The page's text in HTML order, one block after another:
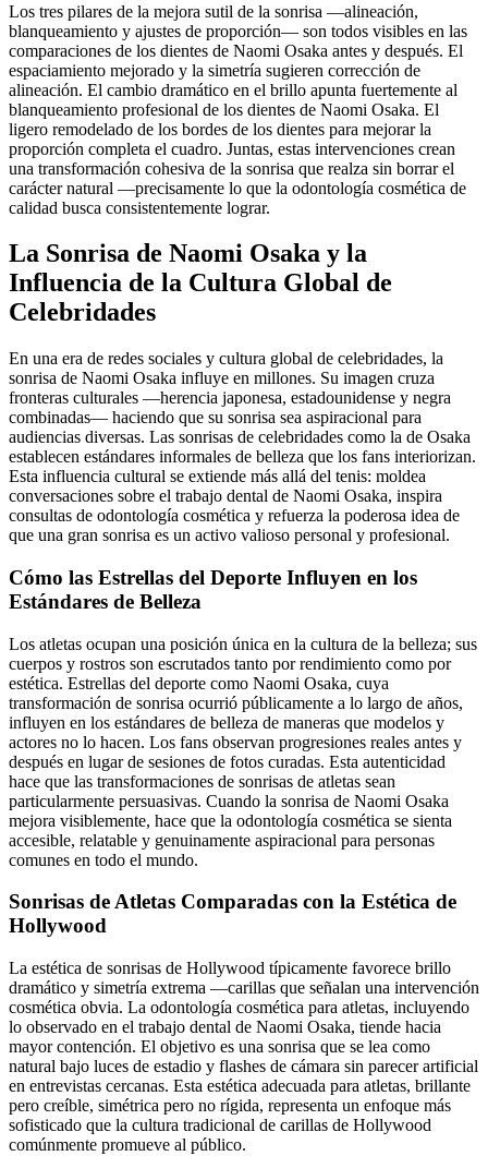
Los tres pilares de la mejora sutil de la sonrisa —alineación,
blanqueamiento y ajustes de proporción— son todos visibles en las
comparaciones de los dientes de Naomi Osaka antes y después. El
espaciamiento mejorado y la simetría sugieren corrección de
alineación. El cambio dramático en el brillo apunta fuertemente al
blanqueamiento profesional de los dientes de Naomi Osaka. El
ligero remodelado de los bordes de los dientes para mejorar la
proporción completa el cuadro. Juntas, estas intervenciones crean
una transformación cohesiva de la sonrisa que realza sin borrar el
carácter natural —precisamente lo que la odontología cosmética de
calidad busca consistentemente lograr.
La Sonrisa de Naomi Osaka y la
Influencia de la Cultura Global de
Celebridades
En una era de redes sociales y cultura global de celebridades, la
sonrisa de Naomi Osaka influye en millones. Su imagen cruza
fronteras culturales —herencia japonesa, estadounidense y negra
combinadas— haciendo que su sonrisa sea aspiracional para
audiencias diversas. Las sonrisas de celebridades como la de Osaka
establecen estándares informales de belleza que los fans interiorizan.
Esta influencia cultural se extiende más allá del tenis: moldea
conversaciones sobre el trabajo dental de Naomi Osaka, inspira
consultas de odontología cosmética y refuerza la poderosa idea de
que una gran sonrisa es un activo valioso personal y profesional.
Cómo las Estrellas del Deporte Influyen en los
Estándares de Belleza
Los atletas ocupan una posición única en la cultura de la belleza; sus
cuerpos y rostros son escrutados tanto por rendimiento como por
estética. Estrellas del deporte como Naomi Osaka, cuya
transformación de sonrisa ocurrió públicamente a lo largo de años,
influyen en los estándares de belleza de maneras que modelos y
actores no lo hacen. Los fans observan progresiones reales antes y
después en lugar de sesiones de fotos curadas. Esta autenticidad
hace que las transformaciones de sonrisas de atletas sean
particularmente persuasivas. Cuando la sonrisa de Naomi Osaka
mejora visiblemente, hace que la odontología cosmética se sienta
accesible, relatable y genuinamente aspiracional para personas
comunes en todo el mundo.
Sonrisas de Atletas Comparadas con la Estética de
Hollywood
La estética de sonrisas de Hollywood típicamente favorece brillo
dramático y simetría extrema —carillas que señalan una intervención
cosmética obvia. La odontología cosmética para atletas, incluyendo
lo observado en el trabajo dental de Naomi Osaka, tiende hacia
mayor contención. El objetivo es una sonrisa que se lea como
natural bajo luces de estadio y flashes de cámara sin parecer artificial
en entrevistas cercanas. Esta estética adecuada para atletas, brillante
pero creíble, simétrica pero no rígida, representa un enfoque más
sofisticado que la cultura tradicional de carillas de Hollywood
comúnmente promueve al público.